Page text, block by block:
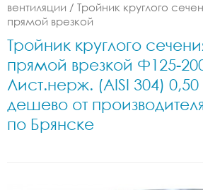
вентиляции / Тройник круглого
прямой врезкой
Тройник круглого
прямой врезкой Ф125-
Лист.нерж. (AISI 304) 0,50
дешево от
по Брянске